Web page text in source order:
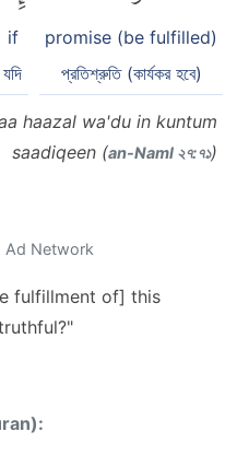
promise (be fulfilled)
প্রতিশ্রুতি (কার্যকর হবে)
if
যদি
haazal wa'du in kuntum
saadiqeen (an-Naml ২৭:৭১)
Ad Network
fulfillment of] this